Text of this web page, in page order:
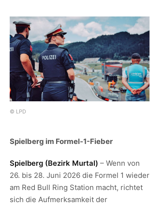
© LPD
Spielberg im Formel-1-Fieber
Spielberg (Bezirk Murtal) – Wenn von
26. bis 28. Juni 2026 die Formel 1 wieder
am Red Bull Ring Station macht, richtet
sich die Aufmerksamkeit der